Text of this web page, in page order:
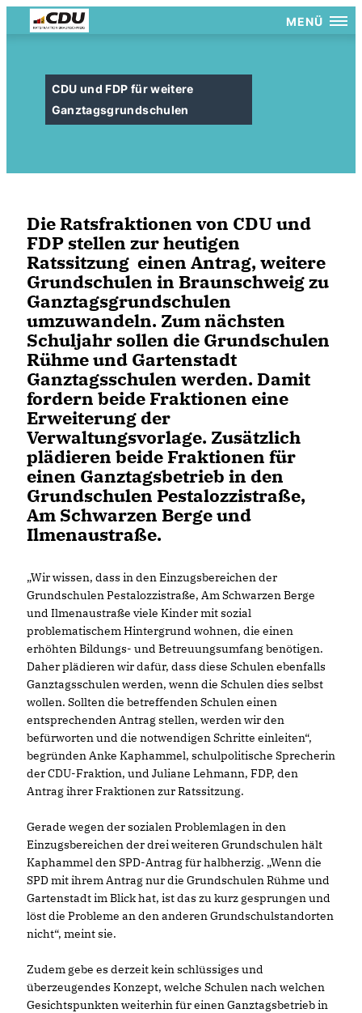
MENÜ
CDU und FDP für weitere
Ganztagsgrundschulen
Die Ratsfraktionen von CDU und
FDP stellen zur heutigen
Ratssitzung einen Antrag, weitere
Grundschulen in Braunschweig zu
Ganztagsgrundschulen
umzuwandeln. Zum nächsten
Schuljahr sollen die Grundschulen
Rühme und Gartenstadt
Ganztagsschulen werden. Damit
fordern beide Fraktionen eine
Erweiterung der
Verwaltungsvorlage. Zusätzlich
plädieren beide Fraktionen für
einen Ganztagsbetrieb in den
Grundschulen Pestalozzistraße,
Am Schwarzen Berge und
Ilmenaustraße.
Wir wissen, dass in den Einzugsbereichen der
Grundschulen Pestalozzistraße, Am Schwarzen Berge
und Ilmenaustraße viele Kinder mit sozial
problematischem Hintergrund wohnen, die einen
erhöhten Bildungs- und Betreuungsumfang benötigen.
Daher plädieren wir dafür, dass diese Schulen ebenfalls
Ganztagsschulen werden, wenn die Schulen dies selbst
wollen. Sollten die betreffenden Schulen einen
entsprechenden Antrag stellen, werden wir den
befürworten und die notwendigen Schritte einleiten“,
begründen Anke Kaphammel, schulpolitische Sprecherin
der CDU-Fraktion, und Juliane Lehmann, FDP, den
Antrag ihrer Fraktionen zur Ratssitzung.
Gerade wegen der sozialen Problemlagen in den
Einzugsbereichen der drei weiteren Grundschulen hält
Kaphammel den SPD-Antrag für halbherzig. „Wenn die
SPD mit ihrem Antrag nur die Grundschulen Rühme und
Gartenstadt im Blick hat, ist das zu kurz gesprungen und
löst die Probleme an den anderen Grundschulstandorten
nicht“, meint sie.
Zudem gebe es derzeit kein schlüssiges und
überzeugendes Konzept, welche Schulen nach welchen
Gesichtspunkten weiterhin für einen Ganztagsbetrieb in